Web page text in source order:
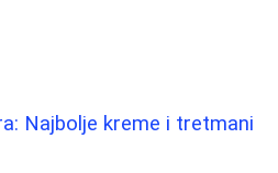
Najbolje kreme i tretmani